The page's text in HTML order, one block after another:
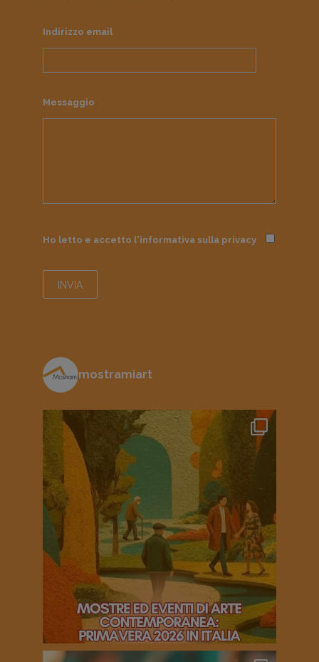
Indirizzo email
Messaggio
Ho letto e accetto l'informativa sulla privacy
mostramiart